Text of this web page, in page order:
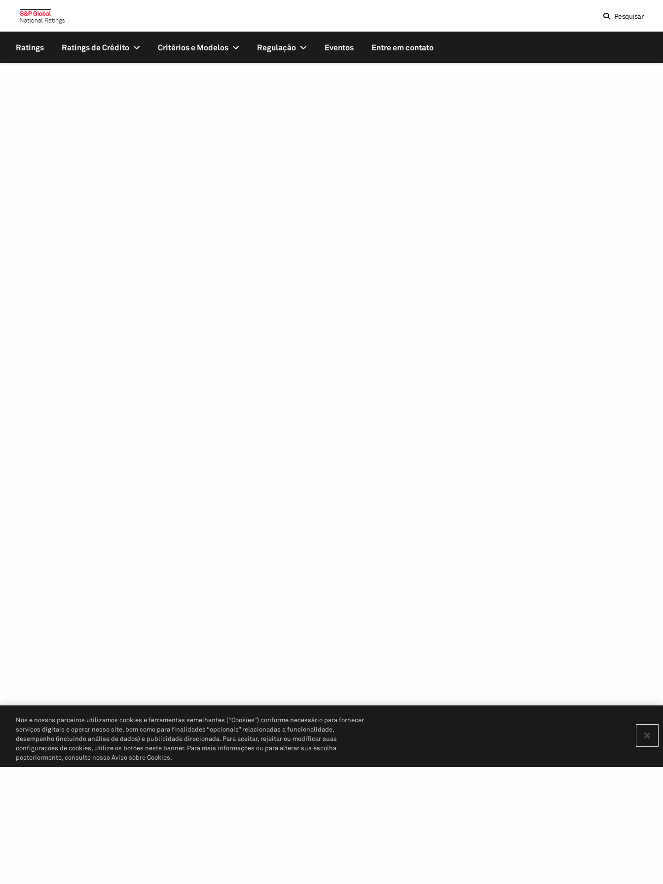
Pesquisar
Ratings Ratings de Crédito Critérios e Modelos Regulação Eventos Entre em contato
Nós e nossos parceiros utilizamos cookies e ferramentas semelhantes (“Cookies”) conforme necessário para fornecer
serviços digitais e operar nosso site, bem como para finalidades “opcionais” relacionadas a funcionalidade,
desempenho (incluindo análise de dados) e publicidade direcionada. Para aceitar, rejeitar ou modificar suas
configurações de cookies, utilize os botões neste banner. Para mais informações ou para alterar sua escolha
posteriormente, consulte nosso Aviso sobre Cookies.